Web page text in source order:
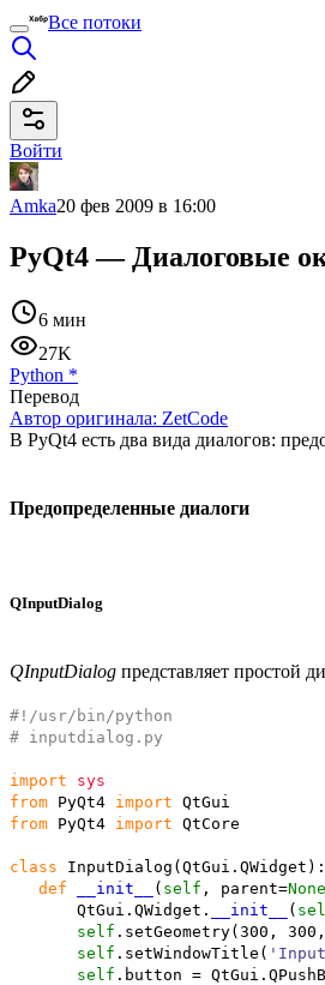
Все потоки
Войти
Amka20 фев 2009 в 16:00
PyQt4 — Диалоговые
6 мин
27K
Python *
Перевод
Автор оригинала: ZetCode
В PyQt4 есть два вида диалогов:
Предопределенные диалоги
QInputDialog
QInputDialog представляет простой
#!/usr/bin/python
# inputdialog.py
import
sys
from PyQt4 import QtGui
from PyQt4 import QtCore
class InputDialog (QtGui. QWidget ) :
def
__init__ ( self , parent=None
QtGui. QWidget . __init__ (
self . setGeometry(300 , 300
self . setWindowTitle (
self . button = QtGui.